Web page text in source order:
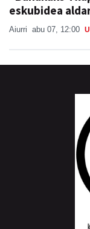
eskubidea
Aiurri abu 07, 12:00